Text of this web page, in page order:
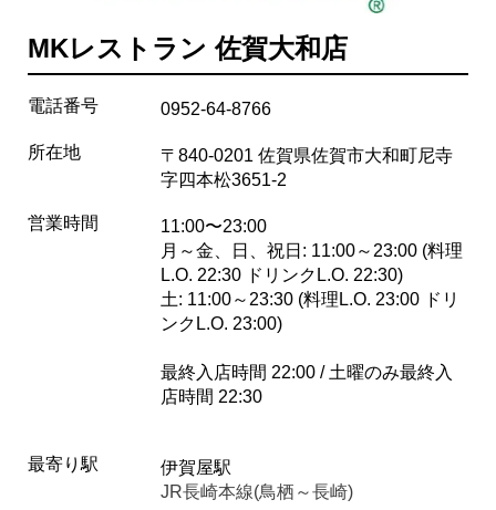
MKレストラン 佐賀大和店
電話番号 0952-64-8766
所在地
〒840-0201 佐賀県佐賀市大和町尼寺
字四本松3651-2
営業時間
11:00〜23:00
月～金、日、祝日: 11:00～23:00 (料理
L.O. 22:30 ドリンクL.O. 22:30)
土: 11:00～23:30 (料理L.O. 23:00 ドリ
ンクL.O. 23:00)
最終入店時間 22:00 / 土曜のみ最終入
店時間 22:30
最寄り駅
伊賀屋駅
JR長崎本線(鳥栖～長崎)